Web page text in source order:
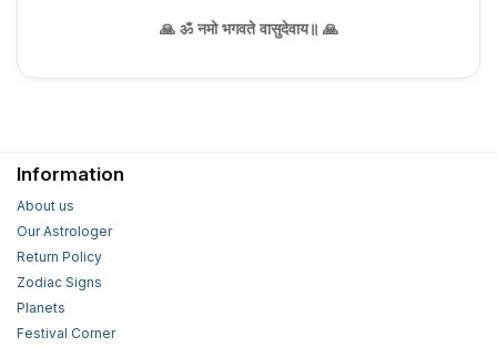
🙏 ॐ नमो भगवते वासुदेवाय॥ 🙏
Information
About us
Our Astrologer
Return Policy
Zodiac Signs
Planets
Festival Corner